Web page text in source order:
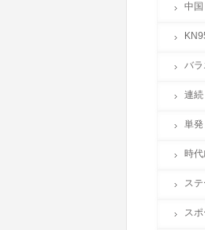
中国
バラ
連続
単発
時代
ス
ス